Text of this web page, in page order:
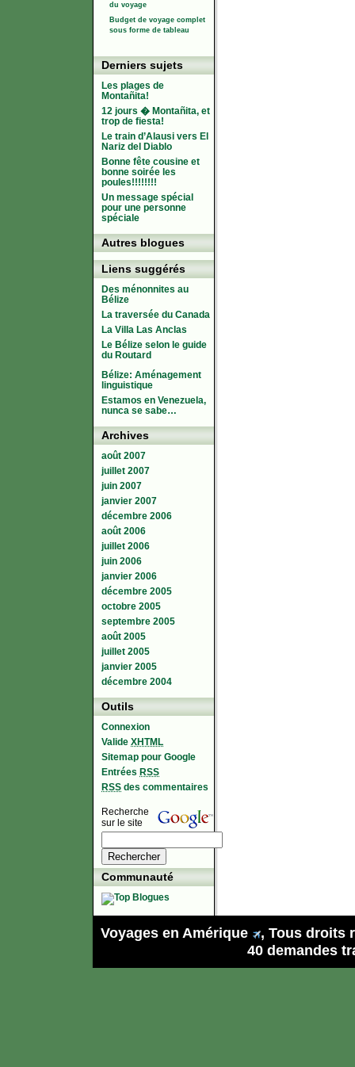
du voyage
Budget de voyage complet
sous forme de tableau
Derniers sujets
Les plages de
Montañita!
12 jours � Montañita, et
trop de fiesta!
Le train d’Alausi vers El
Nariz del Diablo
Bonne fête cousine et
bonne soirée les
poules!!!!!!!!
Un message spécial
pour une personne
spéciale
Autres blogues
Liens suggérés
Des ménonnites au
Bélize
La traversée du Canada
La Villa Las Anclas
Le Bélize selon le guide
du Routard
Bélize: Aménagement
linguistique
Estamos en Venezuela,
nunca se sabe…
Archives
août 2007
juillet 2007
juin 2007
janvier 2007
décembre 2006
août 2006
juillet 2006
juin 2006
janvier 2006
décembre 2005
octobre 2005
septembre 2005
août 2005
juillet 2005
janvier 2005
décembre 2004
Outils
Connexion
Valide XHTML
Sitemap pour Google
Entrées RSS
RSS des commentaires
Recherche
sur le site
Communauté
Voyages en Amérique
, Tous droits
40 demandes